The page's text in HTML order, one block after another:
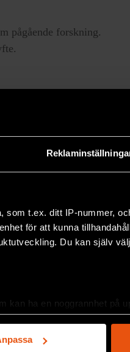
som t.ex. ditt IP-nummer,
för att kunna
Du kan själv
kan ha en noggrannhet på
specifika kännetecken
och ställ in dina preferenser
pågående forskning.
samma
de med typ